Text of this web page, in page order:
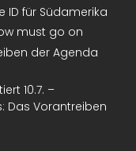
ID für Südamerika
must go on
der Agenda
10.7. –
Das Vorantreiben